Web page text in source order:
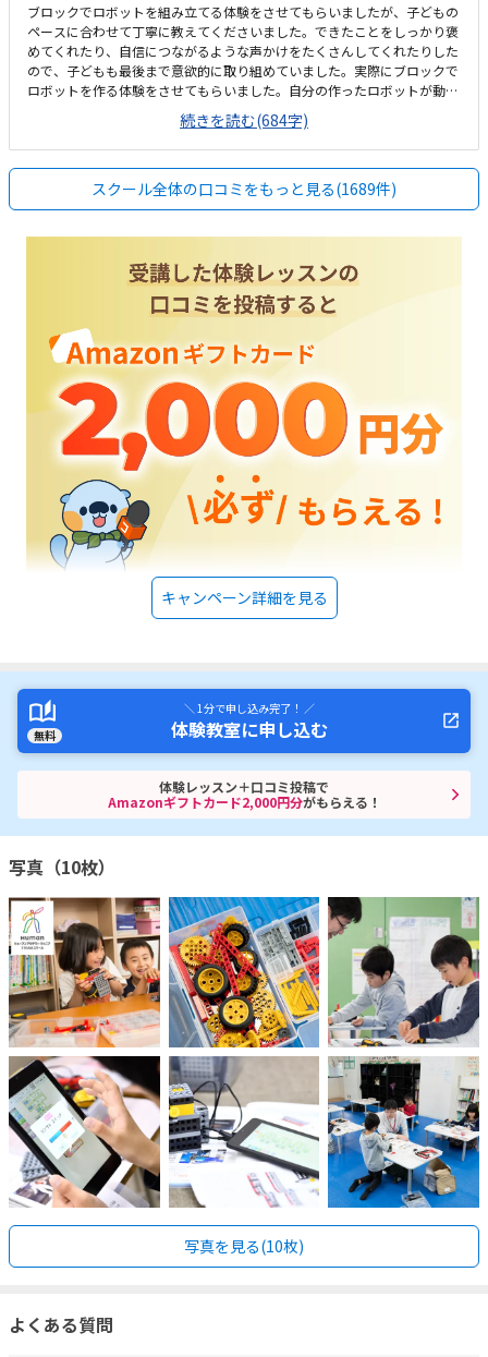
ブロックでロボットを組み立てる体験をさせてもらいましたが、子どもの
ペースに合わせて丁寧に教えてくださいました。できたことをしっかり褒
めてくれたり、自信につながるような声かけをたくさんしてくれたりした
ので、子どもも最後まで意欲的に取り組めていました。実際にブロックで
ロボットを作る体験をさせてもらいました。自分の作ったロボットが動い
た時はとても嬉しそうでした。学年が上がるにつれ扱うブロック数が増え
てもっと複雑なロボットが作れること、「ロボットにどう動いて欲しいか
ら指示をする」プログラミングが学べる点が魅力的でした。普段あまり通
らない場所だったため、最初は少し場所が分かりにくく感じました。車通
りは多くないので、駐車場の出し入れなどに不便は感じませんでした。施
設はとても清潔感があり、整理整頓もされていて、子どもが安心して学べ
はあります。しかし他のロボット教室も同じくらいの金額なので専門的な
指導内容を考えると、価値はあると感じています。子どもが自分で組み立
てたロボットが実際に動くのを見て、とても嬉しそうにしていたのが印象
的でした。作るだけでなく、「動く」という達成感を味わえるのが良いと
思います。また電気や機械に精通した会社が運営している点に安心感があ
りました。講師の方も現役のSEとのことで、専門知識を持った方から学べ
るのは大きな魅力だと感じました。教室の雰囲気も落ち着いており、子ど
もが集中して取り組める環境だったと思います。
続きを読む(684字)
スクール全体の口コミをもっと見る(1689件)
キャンペーン詳細を見る
無料
＼ 1分で申し込み完了！ ／
体験教室に申し込む
体験レッスン＋口コミ投稿で
Amazonギフトカード2,000円分がもらえる！
写真（10枚）
写真を見る(10枚)
よくある質問